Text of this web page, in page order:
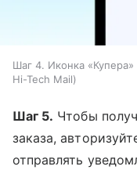
Шаг 4. Иконка
Hi-Tech Mail
Шаг 5. Чтобы
заказа,
отправлять